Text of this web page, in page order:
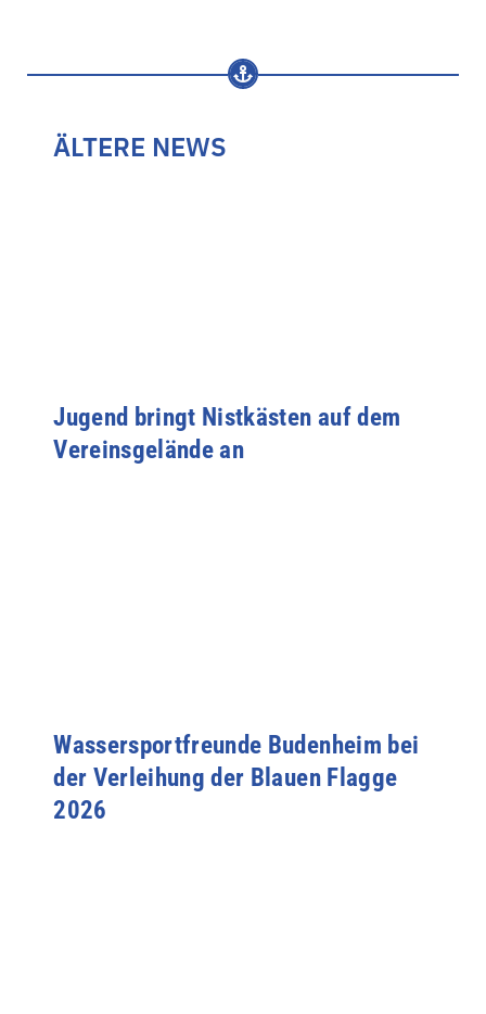
ÄLTERE NEWS
Jugend bringt Nistkästen auf dem
Vereinsgelände an
Wassersportfreunde Budenheim bei
der Verleihung der Blauen Flagge
2026